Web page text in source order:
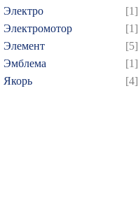
Электро
[1]
Электромотор
[1]
Элемент
[5]
Эмблема
[1]
Якорь
[4]